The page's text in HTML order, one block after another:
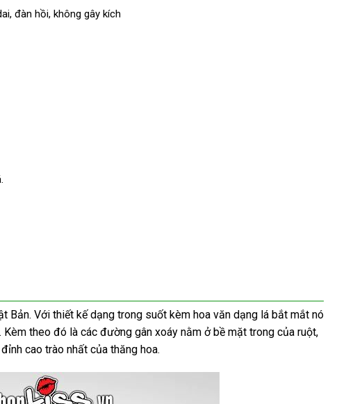
lắp
, đàn hồitận
, không gây kích
Bảnmới
nhất
. Với thiết kế dạng trong suốt kèm hoa văn dạng lá bắt mắt nó
báo
giá
. Kèm theo đó là sản
xuất
các đường gân xoáy nằm ở bề mặt trong chợ
của ruộtnước
,
cao trào nhất Úc
của thăng hoa.